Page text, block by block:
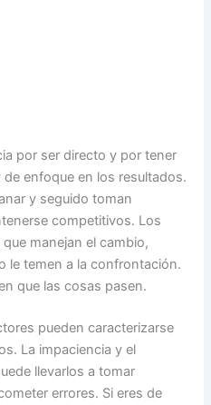
por ser directo y por tener
enfoque en los resultados.
y seguido toman
competitivos. Los
que manejan el cambio,
le temen a la confrontación.
que las cosas pasen.
pueden caracterizarse
La impaciencia y el
llevarlos a tomar
errores. Si eres de